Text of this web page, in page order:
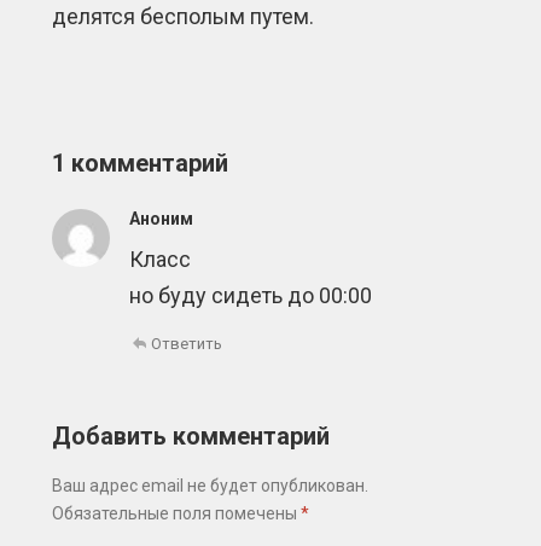
делятся бесполым путем.
1 комментарий
Аноним
Класс
но буду сидеть до 00:00
Ответить
Добавить комментарий
Ваш адрес email не будет опубликован.
Обязательные поля помечены*